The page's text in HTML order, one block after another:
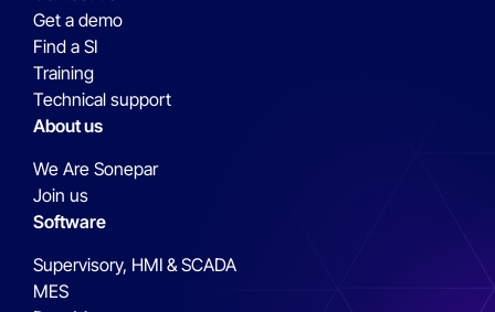
Get a demo
Find a SI
Training
Technical support
About us
We Are Sonepar
Join us
Software
Supervisory, HMI & SCADA
MES